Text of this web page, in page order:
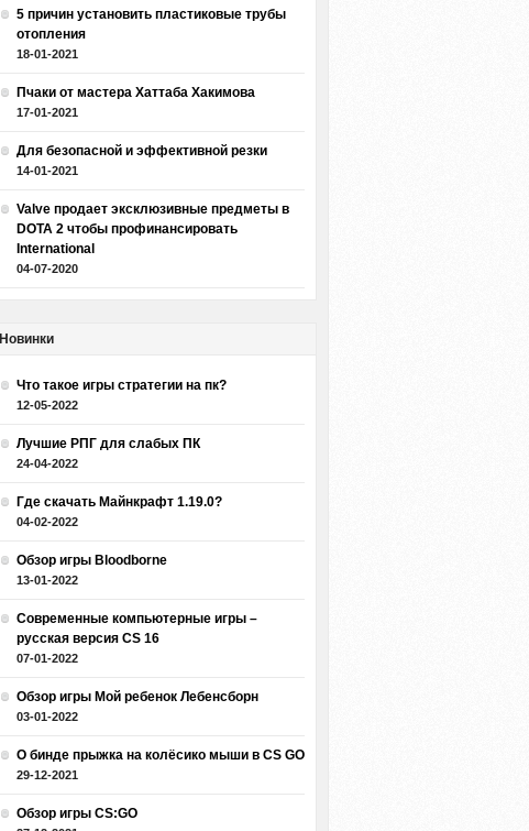
5 причин установить пластиковые трубы
отопления
18-01-2021
Пчаки от мастера Хаттаба Хакимова
17-01-2021
Для безопасной и эффективной резки
14-01-2021
Valve продает эксклюзивные предметы в
DOTA 2 чтобы профинансировать
International
04-07-2020
Новинки
Что такое игры стратегии на пк?
12-05-2022
Лучшие РПГ для слабых ПК
24-04-2022
Где скачать Майнкрафт 1.19.0?
04-02-2022
Обзор игры Bloodborne
13-01-2022
Современные компьютерные игры –
русская версия CS 16
07-01-2022
Обзор игры Мой ребенок Лебенсборн
03-01-2022
О бинде прыжка на колёсико мыши в CS GO
29-12-2021
Обзор игры CS:GO